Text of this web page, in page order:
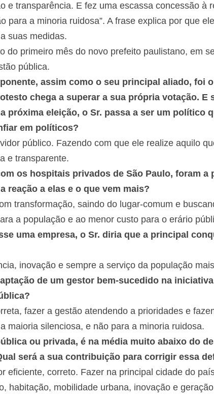
e transparência. E fez uma escassa concessão à
para a minoria ruidosa”. A frase explica por que
suas medidas.
do primeiro mês do novo prefeito paulistano, em
pública.
assim como o seu principal aliado, foi
chega a superar a sua própria votação. E
próxima eleição, o Sr. passa a ser um político
em políticos?
público. Fazendo com que ele realize aquilo
e transparente.
os hospitais privados de São Paulo, foram a
reação a elas e o que vem mais?
transformação, saindo do lugar-comum e
a população e ao menor custo para o erário
uma empresa, o Sr. diria que a principal
inovação e sempre a serviço da população
de um gestor bem-sucedido na
fazer a gestão atendendo a prioridades e
maioria silenciosa, e não para a minoria ruidosa.
ou privada, é na média muito abaixo do
será a sua contribuição para corrigir essa
eficiente, correto. Fazer na principal cidade do
habitação, mobilidade urbana, inovação e